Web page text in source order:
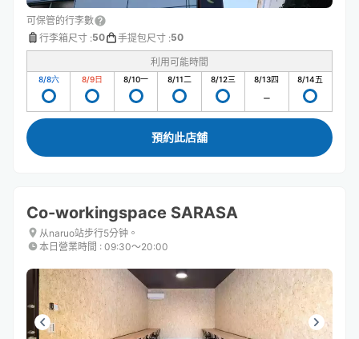
可保管的行李數
行李箱尺寸 :50 手提包尺寸 :50
利用可能時間
8/8六 8/9日 8/10一 8/11二 8/12三 8/13四 8/14五
預約此店舖
Co-workingspace SARASA
从naruo站步行5分钟。
本日營業時間 : 09:30〜20:00